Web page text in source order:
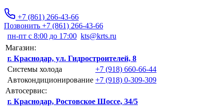
+7 (861) 266-43-66
Позвонить +7 (861) 266-43-66
пн-пт с 8:00 до 17:00 kts@krts.ru
Магазин:
г. Краснодар, ул. Гидростроителей, 8
Системы холода
+7 (918) 660-66-44
Автокондиционирование +7 (918) 0-309-309
Автосервис:
г. Краснодар, Ростовское Шоссе, 34/5